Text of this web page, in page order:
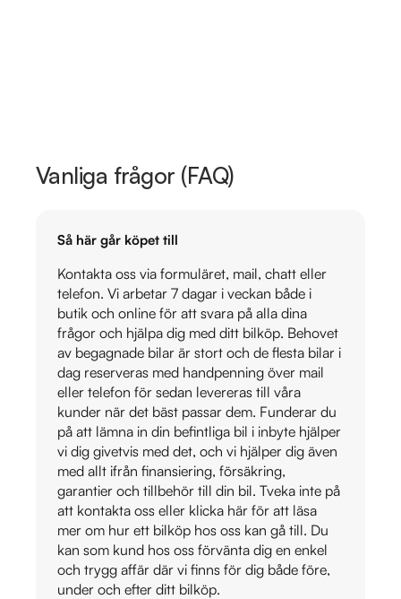
Vanliga frågor (FAQ)
Så här går köpet till
Kontakta oss via formuläret, mail, chatt eller
telefon. Vi arbetar 7 dagar i veckan både i
butik och online för att svara på alla dina
frågor och hjälpa dig med ditt bilköp. Behovet
av begagnade bilar är stort och de flesta bilar i
dag reserveras med handpenning över mail
eller telefon för sedan levereras till våra
kunder när det bäst passar dem. Funderar du
på att lämna in din befintliga bil i inbyte hjälper
vi dig givetvis med det, och vi hjälper dig även
med allt ifrån finansiering, försäkring,
garantier och tillbehör till din bil. Tveka inte på
att kontakta oss eller klicka här för att läsa
mer om hur ett bilköp hos oss kan gå till. Du
kan som kund hos oss förvänta dig en enkel
och trygg affär där vi finns för dig både före,
under och efter ditt bilköp.